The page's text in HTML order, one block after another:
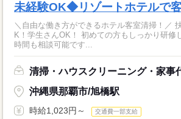
未経験OK◆リゾートホテルで
＼自由な働き方ができるホテル客室清掃！／ 扶養内OK！WワークO
K！学生さんOK！ 初めての方もしっかり研修
時間も相談可能です...
清掃・ハウスクリーニング・家事
沖縄県那覇市/旭橋駅
時給1,023円～ 交通費一部支給